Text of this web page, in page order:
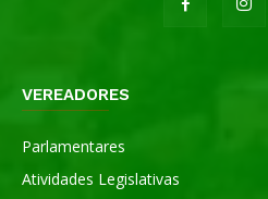
VEREADORES
Parlamentares
Atividades Legislativas